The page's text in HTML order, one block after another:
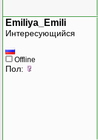
Emiliya_Emili
Интересующийся
Offline
Пол: